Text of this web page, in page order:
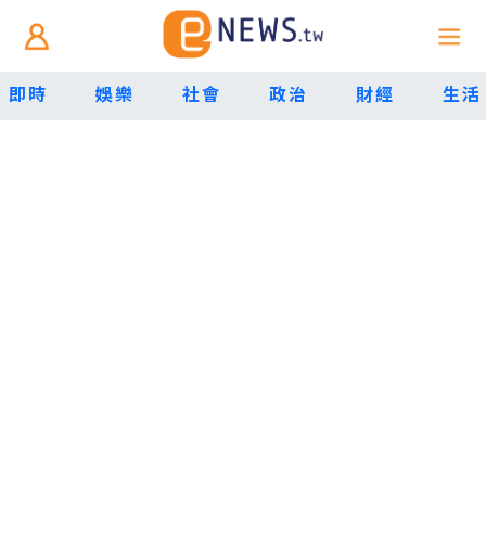
即時 娛樂 社會 政治 財經 生活